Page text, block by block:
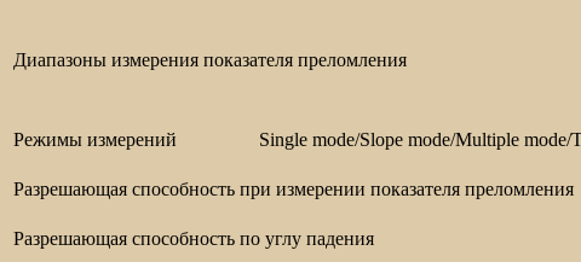
Диапазоны измерения показателя преломления
Режимы измерений Single mode/Slope mode/Multiple mode/
Разрешающая способность при измерении показателя преломления
Разрешающая способность по углу падения